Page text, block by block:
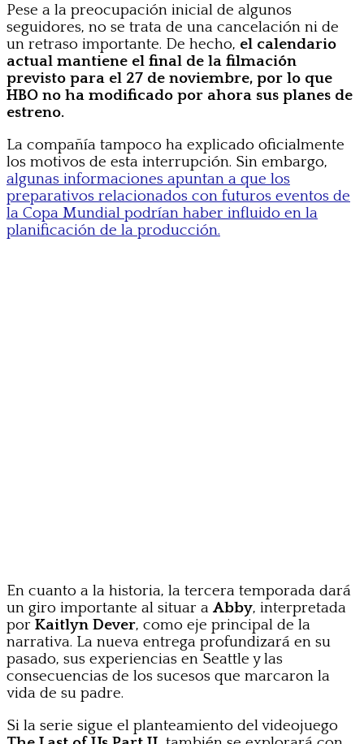
Pese a la preocupación inicial de algunos
seguidores, no se trata de una cancelación ni de
un retraso importante. De hecho, el calendario
actual mantiene el final de la filmación
previsto para el 27 de noviembre, por lo que
HBO no ha modificado por ahora sus planes de
estreno.
La compañía tampoco ha explicado oficialmente
los motivos de esta interrupción. Sin embargo,
algunas informaciones apuntan a que los
preparativos relacionados con futuros eventos de
la Copa Mundial podrían haber influido en la
planificación de la producción.
En cuanto a la historia, la tercera temporada dará
un giro importante al situar a Abby, interpretada
por Kaitlyn Dever, como eje principal de la
narrativa. La nueva entrega profundizará en su
pasado, sus experiencias en Seattle y las
consecuencias de los sucesos que marcaron la
vida de su padre.
Si la serie sigue el planteamiento del videojuego